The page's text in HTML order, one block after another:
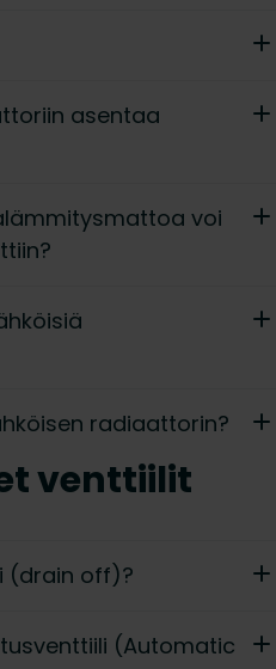
asentaa
voi
radiaattorin?
venttiilit
(drain off)?
(Automatic